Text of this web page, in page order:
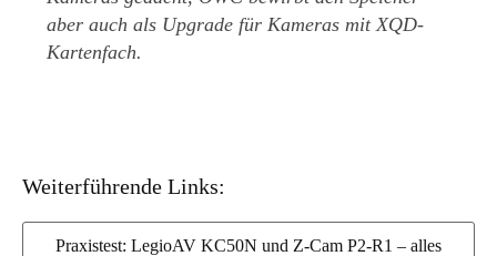
aber auch als Upgrade für Kameras mit XQD-
Kartenfach.
Weiterführende Links:
Praxistest: LegioAV KC50N und Z-Cam P2-R1 – alles